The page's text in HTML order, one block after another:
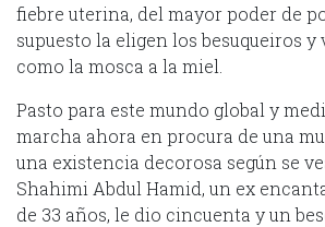
fiebre uterina, del mayor poder de
supuesto la eligen los besuqueiros y
como la mosca a la miel.
Pasto para este mundo global y
marcha ahora en procura de una
una existencia decorosa según se
Shahimi Abdul Hamid, un ex
de 33 años, le dio cincuenta y un